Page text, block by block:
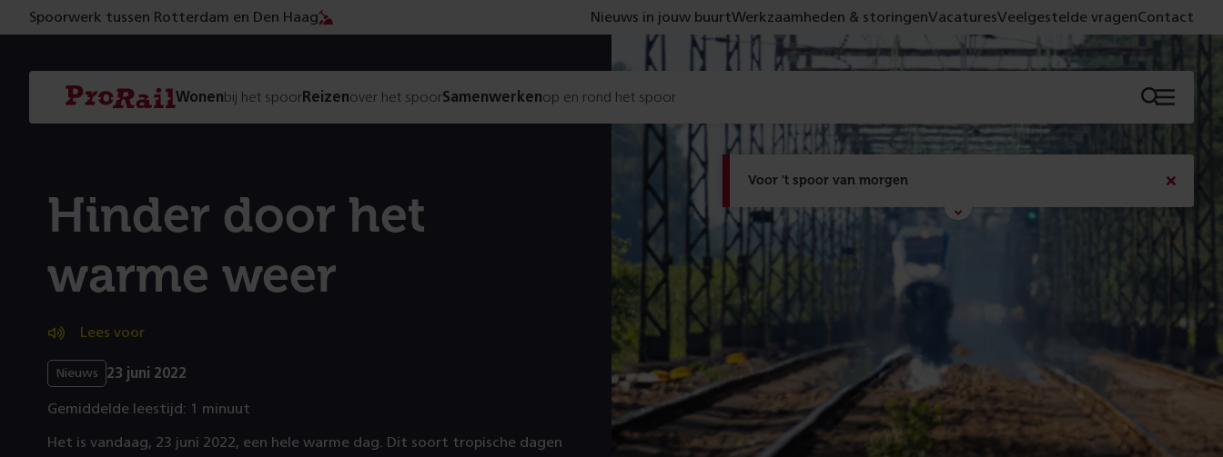
Voor 't spoor van morgen
Met de campagne 'Voor 't spoor naar morgen' laten
we zien wat er vandaag gebeurt en wat dat -
figuurlijk gezien - morgen oplevert.
sluiten
Spoorwerk tussen Rotterdam en Den Haag Nieuws in jouw buurtWerkzaamheden & storingenVacaturesVeelgestelde vragenContact
Navigatie
Homepage
ProRail
Wonenbij het spoorReizenover het spoorSamenwerkenop en rond het spoor Menu
Hinder door het
warme weer
Lees voor
Nieuws 23 juni 2022
Gemiddelde leestijd: 1 minuut
Het is vandaag, 23 juni 2022, een hele warme dag. Dit soort tropische dagen